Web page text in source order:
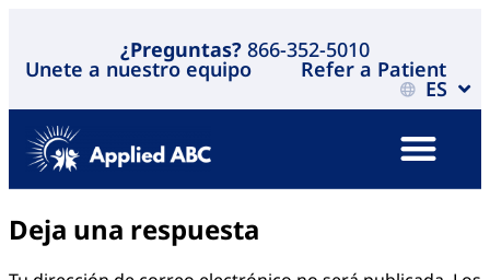
¿Preguntas? 866-352-5010
Unete a nuestro equipo Refer a Patient
ES
Deja una respuesta